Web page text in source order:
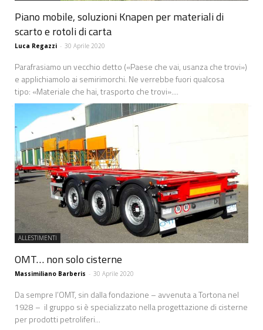
Piano mobile, soluzioni Knapen per materiali di
scarto e rotoli di carta
Luca Regazzi - 30 Aprile 2020
Parafrasiamo un vecchio detto («Paese che vai, usanza che trovi»)
e applichiamolo ai semirimorchi. Ne verrebbe fuori qualcosa
tipo: «Materiale che hai, trasporto che trovi»....
ALLESTIMENTI
OMT… non solo cisterne
Massimiliano Barberis - 30 Aprile 2020
Da sempre l’OMT, sin dalla fondazione – avvenuta a Tortona nel
1928 – il gruppo si è specializzato nella progettazione di cisterne
per prodotti petroliferi...